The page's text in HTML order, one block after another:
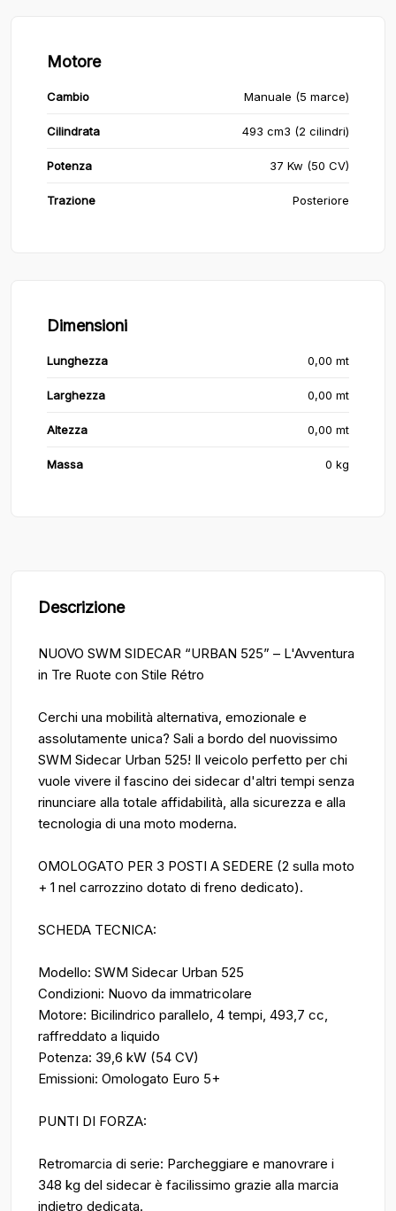
Motore
Cambio Manuale (5 marce)
Cilindrata 493 cm3 (2 cilindri)
Potenza 37 Kw (50 CV)
Trazione Posteriore
Dimensioni
Lunghezza 0,00 mt
Larghezza 0,00 mt
Altezza 0,00 mt
Massa 0 kg
Descrizione
NUOVO SWM SIDECAR “URBAN 525” – L'Avventura
in Tre Ruote con Stile Rétro
Cerchi una mobilità alternativa, emozionale e
assolutamente unica? Sali a bordo del nuovissimo
SWM Sidecar Urban 525! Il veicolo perfetto per chi
vuole vivere il fascino dei sidecar d'altri tempi senza
rinunciare alla totale affidabilità, alla sicurezza e alla
tecnologia di una moto moderna.
OMOLOGATO PER 3 POSTI A SEDERE (2 sulla moto
+ 1 nel carrozzino dotato di freno dedicato).
SCHEDA TECNICA:
Modello: SWM Sidecar Urban 525
Condizioni: Nuovo da immatricolare
Motore: Bicilindrico parallelo, 4 tempi, 493,7 cc,
raffreddato a liquido
Potenza: 39,6 kW (54 CV)
Emissioni: Omologato Euro 5+
PUNTI DI FORZA:
Retromarcia di serie: Parcheggiare e manovrare i
348 kg del sidecar è facilissimo grazie alla marcia
indietro dedicata.